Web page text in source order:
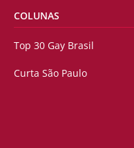
COLUNAS
Top 30 Gay Brasil
Curta São Paulo